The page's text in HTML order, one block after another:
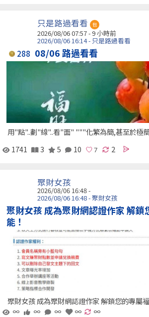
只是路過看看 包
2026/08/06 07:57 -9 小時前
2026/08/06 16:14 - 只是路過看看
288 08/06 路過看看
用"點"..劃"線"..看"面" """化繁為簡,甚至於極
1741
3 5 10 2
聚財女孩
2026/08/06 16:48 -
2026/08/06 16:48 - 聚財女孩
聚財女孩 成為聚財網認證作家 解鎖
能！
聚財女孩 成為聚財網認證作家 解鎖您的專屬
∞
∞ ∞ ∞ ∞